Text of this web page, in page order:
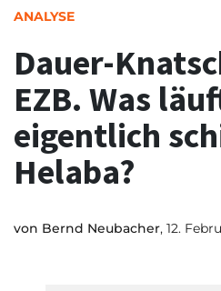
ANALYSE
Dauer-
EZB. Was
eigentlich
Helaba?
von Bernd Neubacher, 12.